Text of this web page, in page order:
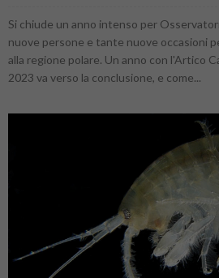
Si chiude un anno intenso per
nuove persone e tante nuove occasioni
alla regione polare. Un anno con l'Artico
2023 va verso la conclusione, e come...